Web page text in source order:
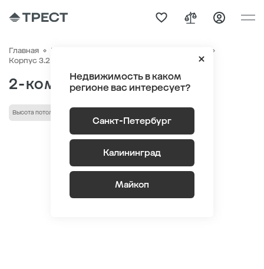
Недвижимость в каком
регионе вас интересует?
Санкт-Петербург
Калининград
Майкоп
Главная Квартиры
Корпус 3.2 Этаж 8
2-комнатная 57.3 м2
Высота потолка выше 3 м